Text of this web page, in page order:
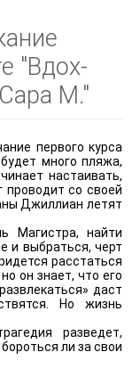
"Вдох-
М."
первого курса
много пляжа,
настаивать,
проводит со своей
Джиллиан летят
Магистра, найти
и выбраться, черт
расстаться
он знает, что его
даст
Но жизнь
разведет,
ли за свои